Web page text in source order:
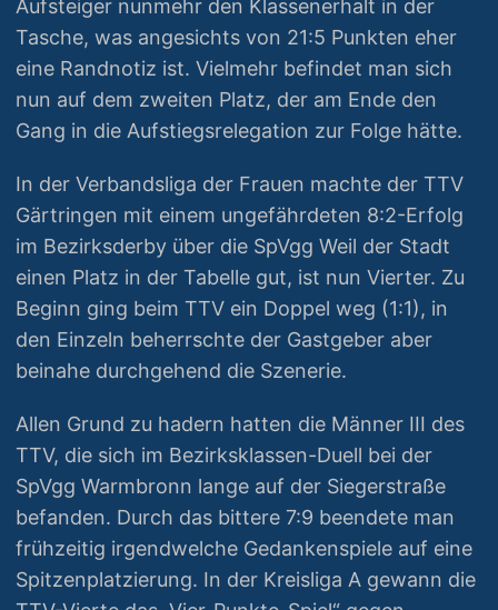
Aufsteiger nunmehr den Klassenerhalt in der
Tasche, was angesichts von 21:5 Punkten eher
eine Randnotiz ist. Vielmehr befindet man sich
nun auf dem zweiten Platz, der am Ende den
Gang in die Aufstiegsrelegation zur Folge hätte.
In der Verbandsliga der Frauen machte der TTV
Gärtringen mit einem ungefährdeten 8:2-Erfolg
im Bezirksderby über die SpVgg Weil der Stadt
einen Platz in der Tabelle gut, ist nun Vierter. Zu
Beginn ging beim TTV ein Doppel weg (1:1), in
den Einzeln beherrschte der Gastgeber aber
beinahe durchgehend die Szenerie.
Allen Grund zu hadern hatten die Männer III des
TTV, die sich im Bezirksklassen-Duell bei der
SpVgg Warmbronn lange auf der Siegerstraße
befanden. Durch das bittere 7:9 beendete man
frühzeitig irgendwelche Gedankenspiele auf eine
Spitzenplatzierung. In der Kreisliga A gewann die